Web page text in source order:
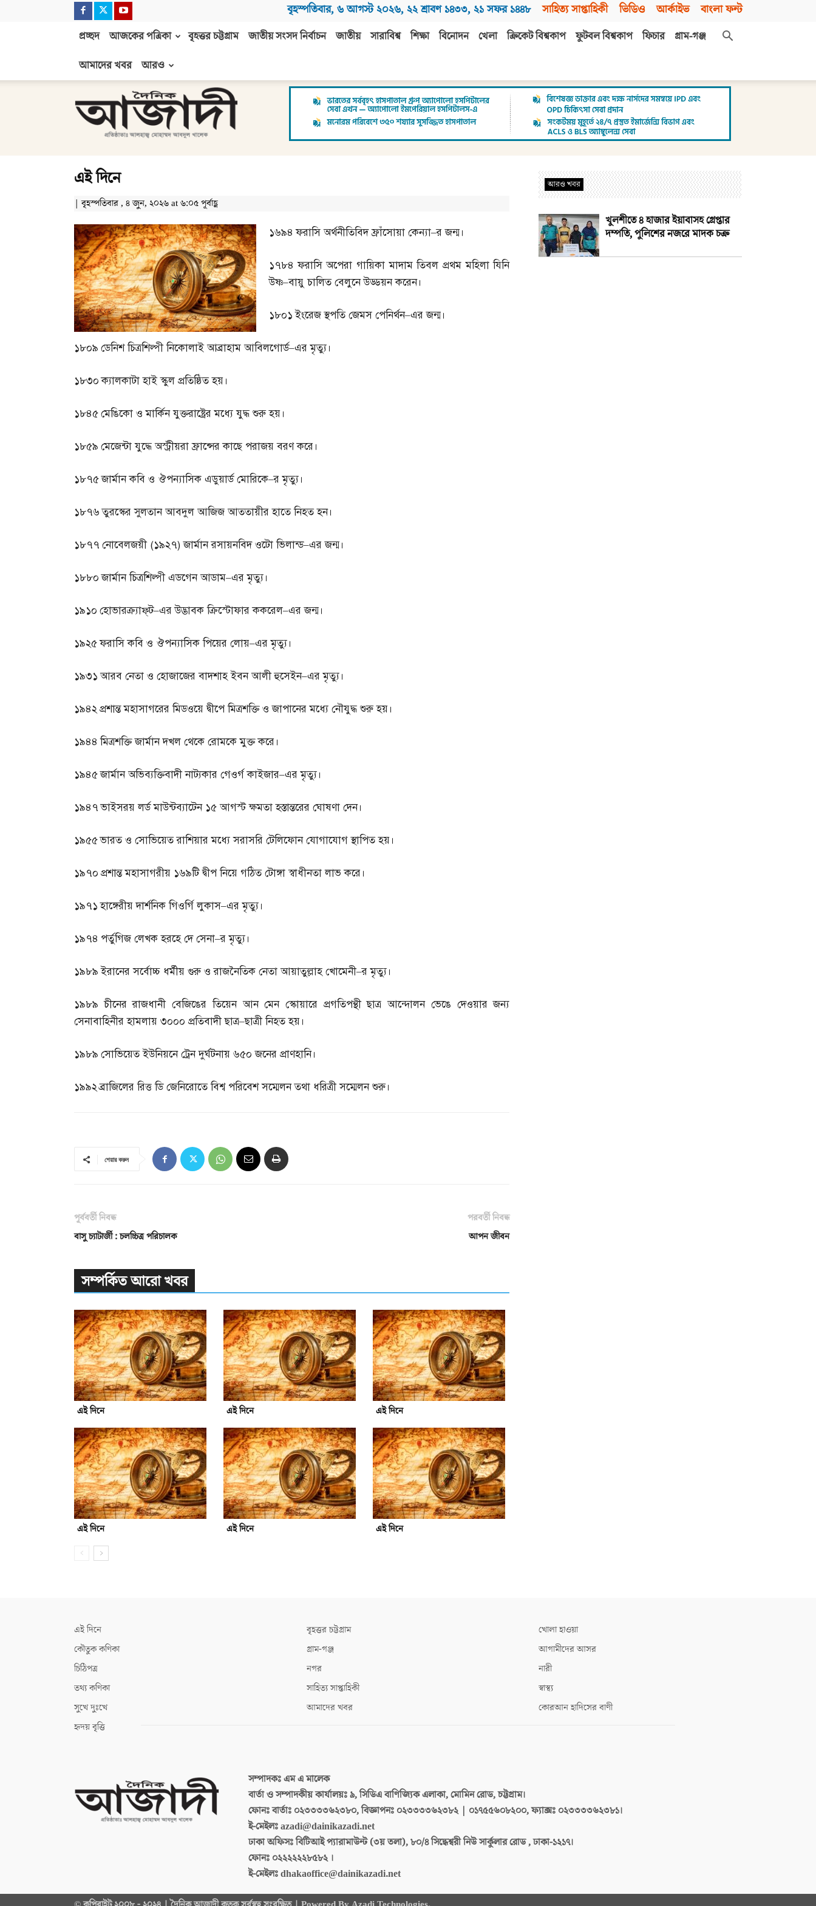
বৃহস্পতিবার, ৬ আগস্ট ২০২৬, ২২ শ্রাবণ ১৪৩৩, ২১ সফর ১৪৪৮ সাহিত্য সাপ্তাহিকী ভিডিও আর্কাইভ বাংলা ফন্ট
প্রচ্ছদ আজকের পত্রিকা বৃহত্তর চট্টগ্রাম জাতীয় সংসদ নির্বাচন জাতীয় সারাবিশ্ব শিক্ষা বিনোদন খেলা ক্রিকেট বিশ্বকাপ ফুটবল বিশ্বকাপ ফিচার
গ্রাম-গঞ্জ
আমাদের খবর
আরও
আজাদী
এই দিনে
| বৃহস্পতিবার , ৪ জুন, ২০২৬ at ৬:০৫ পূর্বাহ্ণ
১৬৯৪ ফরাসি অর্থনীতিবিদ ফ্রাঁসোয়া কেন্যা–র জন্ম।
১৭৮৪ ফরাসি অপেরা গায়িকা মাদাম তিবল প্রথম মহিলা যিনি
উষ্ণ–বায়ু চালিত বেলুনে উড্ডয়ন করেন।
১৮০১ ইংরেজ স্থপতি জেমস পেনির্থন–এর জন্ম।
১৮০৯ ডেনিশ চিত্রশিল্পী নিকোলাই আব্রাহাম আবিলগোর্ড–এর মৃত্যু।
১৮৩০ ক্যালকাটা হাই স্কুল প্রতিষ্ঠিত হয়।
১৮৪৫মেঙিকো ও মার্কিন যুক্তরাষ্ট্রের মধ্যে যুদ্ধ শুরু হয়।
১৮৫৯ মেজেন্টা যুদ্ধে অস্ট্রীয়রা ফ্রান্সের কাছে পরাজয় বরণ করে।
১৮৭৫জার্মান কবি ও ঔপন্যাসিক এডুয়ার্ড মোরিকে–র মৃত্যু।
১৮৭৬ তুরস্কের সুলতান আবদুল আজিজ আততায়ীর হাতে নিহত হন।
১৮৭৭ নোবেলজয়ী (১৯২৭)জার্মান রসায়নবিদ ওটো ভিলান্ড–এর জন্ম।
১৮৮০ জার্মান চিত্রশিল্পী এডগেন আডাম–এর মৃত্যু।
১৯১০ হোভারক্র্যাফ্‌ট–এর উদ্ভাবক ক্রিস্টোফার ককরেল–এর জন্ম।
১৯২৫ফরাসি কবি ও ঔপন্যাসিক পিয়ের লোয়–এর মৃত্যু।
১৯৩১ আরব নেতা ও হোজাজের বাদশাহ ইবন আলী হুসেইন–এর মৃত্যু।
১৯৪২ প্রশান্ত মহাসাগরের মিডওয়ে দ্বীপে মিত্রশক্তি ও জাপানের মধ্যে নৌযুদ্ধ শুরু হয়।
১৯৪৪ মিত্রশক্তি জার্মান দখল থেকে রোমকে মুক্ত করে।
১৯৪৫জার্মান অভিব্যক্তিবাদী নাট্যকার গেওর্গ কাইজার–এর মৃত্যু।
১৯৪৭ ভাইসরয় লর্ড মাউন্টব্যাটেন ১৫ আগস্ট ক্ষমতা হস্তান্তরের ঘোষণা দেন।
১৯৫৫ভারত ও সোভিয়েত রাশিয়ার মধ্যে সরাসরি টেলিফোন যোগাযোগ স্থাপিত হয়।
১৯৭০ প্রশান্ত মহাসাগরীয় ১৬৯টি দ্বীপ নিয়ে গঠিত টোঙ্গা স্বাধীনতা লাভ করে।
১৯৭১ হাঙ্গেরীয় দার্শনিক গিওর্গি লুকাস–এর মৃত্যু।
১৯৭৪ পর্তুগিজ লেখক হরহে দে সেনা–র মৃত্যু।
১৯৮৯ ইরানের সর্বোচ্চ ধর্মীয় গুরু ও রাজনৈতিক নেতা আয়াতুল্লাহ খোমেনী–র মৃত্যু।
১৯৮৯ চীনের রাজধানী বেজিঙের তিয়েন আন মেন স্কোয়ারে প্রগতিপন্থী ছাত্র আন্দোলন ভেঙে দেওয়ার জন্য
সেনাবাহিনীর হামলায় ৩০০০ প্রতিবাদী ছাত্র–ছাত্রী নিহত হয়।
১৯৮৯ সোভিয়েত ইউনিয়নে ট্রেন দুর্ঘটনায় ৬৫০ জনের প্রাণহানি।
১৯৯২ ব্রাজিলের রিত্ত ডি জেনিরোতে বিশ্ব পরিবেশ সম্মেলন তথা ধরিত্রী সম্মেলন শুরু।
শেয়ার করুন
পূর্ববর্তী নিবন্ধ
বাসু চ্যাটার্জী : চলচ্চিত্র পরিচালক
পরবর্তী নিবন্ধ
আপন জীবন
সম্পর্কিত আরো খবর
এই দিনে এই দিনে এই দিনে
এই দিনে এই দিনে এই দিনে
আরও খবর
খুলশীতে ৪ হাজার ইয়াবাসহ গ্রেপ্তার
দম্পতি, পুলিশের নজরে মাদক চক্র
এই দিনে
কৌতুক কণিকা
চিঠিপত্র
তথ্য কণিকা
সুখে দুঃখে
হৃদয় বৃত্তি
বৃহত্তর চট্টগ্রাম
গ্রাম-গঞ্জ
নগর
সাহিত্য সাপ্তাহিকী
আমাদের খবর
খোলা হাওয়া
আগামীদের আসর
নারী
স্বাস্থ্য
কোরআন হাদিসের বাণী
সম্পাদকঃএম এ মালেক
বার্তা ও সম্পাদকীয় কার্যালয়ঃ৯, সিডিএ বাণিজ্যিক এলাকা, মোমিন রোড, চট্টগ্রাম।
ফোনঃ বার্তাঃ ০২৩৩৩৩৬২৩৮০, বিজ্ঞাপনঃ ০২৩৩৩৩৬২৩৮২ | ০১৭৫৫৬০৮২০০, ফ্যাক্সঃ ০২৩৩৩৩৬২৩৮১।
ই-মেইলঃazadi@dainikazadi.net
ঢাকা অফিসঃবিটিআই প্যারামাউন্ট (৩য় তলা), ৮০/৪ সিদ্ধেশ্বরী নিউ সার্কুলার রোড , ঢাকা-১২১৭।
ফোনঃ ০২২২২২২৮৫৮২ ।
ই-মেইলঃdhakaoffice@dainikazadi.net